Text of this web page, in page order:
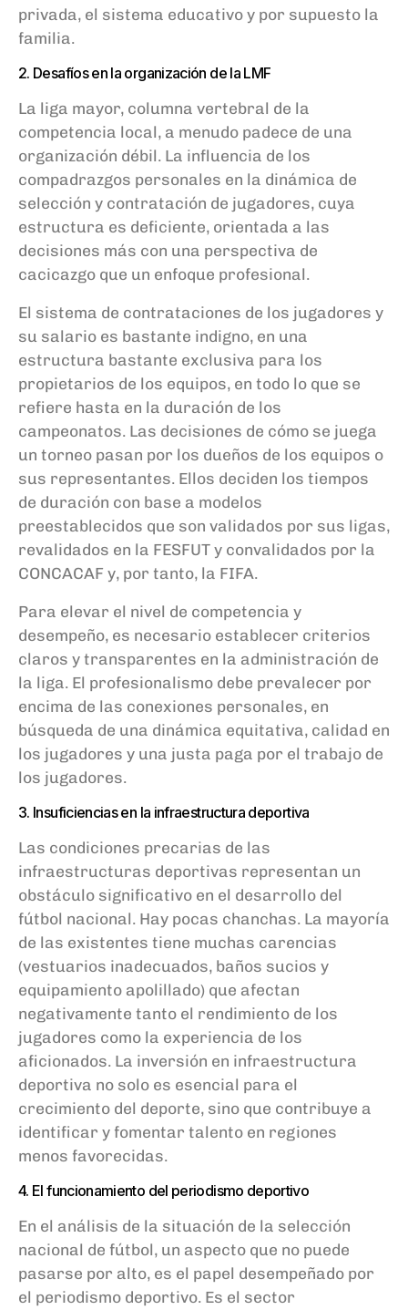
privada, el sistema educativo y por supuesto la
familia.
2. Desafíos en la organización de la LMF
La liga mayor, columna vertebral de la
competencia local, a menudo padece de una
organización débil. La influencia de los
compadrazgos personales en la dinámica de
selección y contratación de jugadores, cuya
estructura es deficiente, orientada a las
decisiones más con una perspectiva de
cacicazgo que un enfoque profesional.
El sistema de contrataciones de los jugadores y
su salario es bastante indigno, en una
estructura bastante exclusiva para los
propietarios de los equipos, en todo lo que se
refiere hasta en la duración de los
campeonatos. Las decisiones de cómo se juega
un torneo pasan por los dueños de los equipos o
sus representantes. Ellos deciden los tiempos
de duración con base a modelos
preestablecidos que son validados por sus ligas,
revalidados en la FESFUT y convalidados por la
CONCACAF y, por tanto, la FIFA.
Para elevar el nivel de competencia y
desempeño, es necesario establecer criterios
claros y transparentes en la administración de
la liga. El profesionalismo debe prevalecer por
encima de las conexiones personales, en
búsqueda de una dinámica equitativa, calidad en
los jugadores y una justa paga por el trabajo de
los jugadores.
3. Insuficiencias en la infraestructura deportiva
Las condiciones precarias de las
infraestructuras deportivas representan un
obstáculo significativo en el desarrollo del
fútbol nacional. Hay pocas chanchas. La mayoría
de las existentes tiene muchas carencias
(vestuarios inadecuados, baños sucios y
equipamiento apolillado) que afectan
negativamente tanto el rendimiento de los
jugadores como la experiencia de los
aficionados. La inversión en infraestructura
deportiva no solo es esencial para el
crecimiento del deporte, sino que contribuye a
identificar y fomentar talento en regiones
menos favorecidas.
4. El funcionamiento del periodismo deportivo
En el análisis de la situación de la selección
nacional de fútbol, un aspecto que no puede
pasarse por alto, es el papel desempeñado por
el periodismo deportivo. Es el sector